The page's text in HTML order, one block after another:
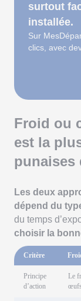
surtout
installée.
Sur
clics, avec
Froid ou
est la
punaises
Les deux
dépend du
du temps
choisir la
Critère
Principe
d’action
Le